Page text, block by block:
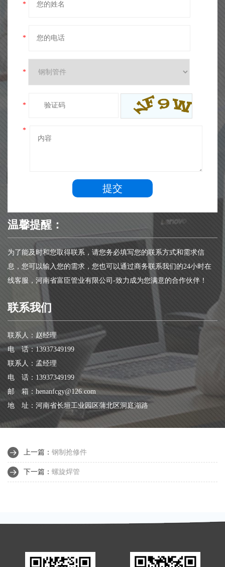
*
*
*
*
*
提交
温馨提醒：
为了能及时和您取得联系，请您务必填写您的联系方式和需求信
息，您可以输入您的需求，您也可以通过商务联系我们的24小时在
线客服，河南省富臣管业有限公司-致力成为您满意的合作伙伴！
联系我们
联系人：赵经理
电 话：13937349199
联系人：孟经理
电 话：13937349199
邮 箱：henanfcgy@126.com
地 址：河南省长垣工业园区蒲北区洞庭湖路
上一篇： 钢制抢修件
下一篇： 螺旋焊管